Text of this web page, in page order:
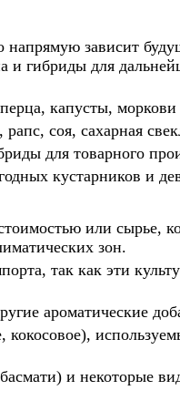
напрямую зависит
и гибриды для
капусты, моркови
соя, сахарная
для товарного
кустарников и
или сырье,
зон.
так как эти
ароматические
и некоторые